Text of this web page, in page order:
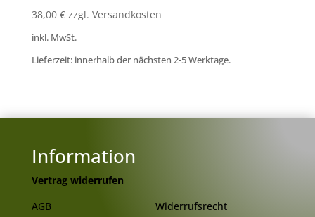
38,00 € zzgl. Versandkosten
inkl. MwSt.
Lieferzeit: innerhalb der nächsten 2-5 Werktage.
Information
Vertrag widerrufen
AGB
Widerrufsrecht